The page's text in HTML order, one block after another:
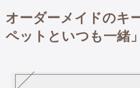
オーダーメイドのキ
ペットといつも一緒